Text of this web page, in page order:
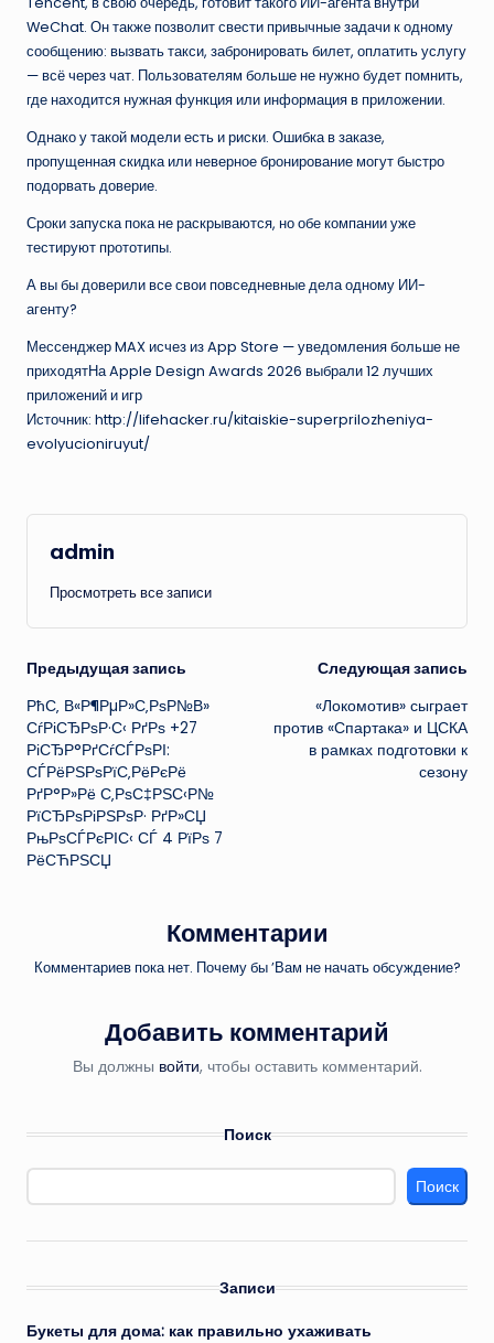
WeChat. Он также позволит свести привычные задачи к одному
сообщению: вызвать такси, забронировать билет, оплатить услугу
— всё через чат. Пользователям больше не нужно будет помнить,
где находится нужная функция или информация в приложении.
Однако у такой модели есть и риски. Ошибка в заказе,
пропущенная скидка или неверное бронирование могут быстро
подорвать доверие.
Сроки запуска пока не раскрываются, но обе компании уже
тестируют прототипы.
А вы бы доверили все свои повседневные дела одному ИИ-
агенту?
Мессенджер MAX исчез из App Store — уведомления больше не
приходятНа Apple Design Awards 2026 выбрали 12 лучших
приложений и игр
Источник: http://lifehacker.ru/kitaiskie-superprilozheniya-
evolyucioniruyut/
admin
Просмотреть все записи
Навигация
записи
Предыдущая запись
РћС‚ В«Р¶РµР»С‚РѕР№В»
СѓРіСЂРѕР·С‹ РґРѕ +27
РіСЂР°РґСѓСЃРѕРІ:
СЃРёРЅРѕРїС‚РёРєРё
РґР°Р»Рё С‚РѕС‡РЅС‹Р№
РїСЂРѕРіРЅРѕР· РґР»СЏ
РњРѕСЃРєРІС‹ СЃ 4 РїРѕ 7
РёСЋРЅСЏ
Следующая запись
«Локомотив» сыграет
против «Спартака» и ЦСКА
в рамках подготовки к
сезону
Комментарии
Комментариев пока нет. Почему бы ’Вам не начать обсуждение?
Добавить комментарий
Вы должны войти, чтобы оставить комментарий.
Поиск
Поиск
Записи
Букеты для дома: как правильно ухаживать